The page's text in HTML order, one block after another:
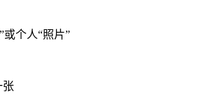
个人“照片”